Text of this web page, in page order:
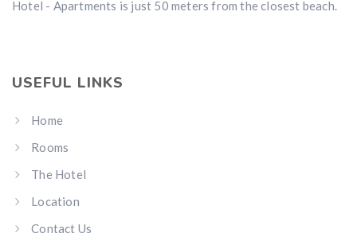
Hotel - Apartments is just 50 meters from the closest beach.
USEFUL LINKS
Home
Rooms
The Hotel
Location
Contact Us